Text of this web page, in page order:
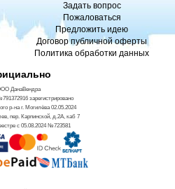
Задать вопрос
Пожаловаться
Предложить идею
Договор публичной оферты
Политика обработки данных
ДанаВендра
зарегистрировано
р-на г. Могилёва 02.05.2024
пер. Карпинской, д.2А, каб 7
с 05.08.2024 №723581